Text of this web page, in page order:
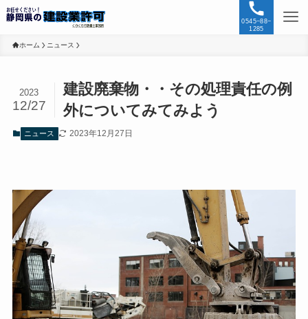
0545−88−
1285
ホーム ニュース
建設廃棄物・・その処理責任の例
外についてみてみよう
2023
12/27
ニュース 2023年12月27日